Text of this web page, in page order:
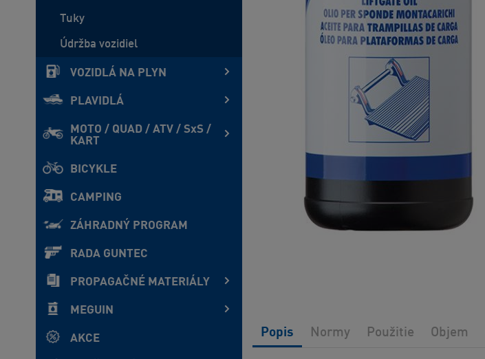
Tuky
Údržba vozidiel
VOZIDLÁ NA PLYN
PLAVIDLÁ
MOTO / QUAD / ATV / SxS /
KART
BICYKLE
CAMPING
ZÁHRADNÝ PROGRAM
RADA GUNTEC
PROPAGAČNÉ MATERIÁLY
MEGUIN
AKCE Popis Normy Použitie Objem